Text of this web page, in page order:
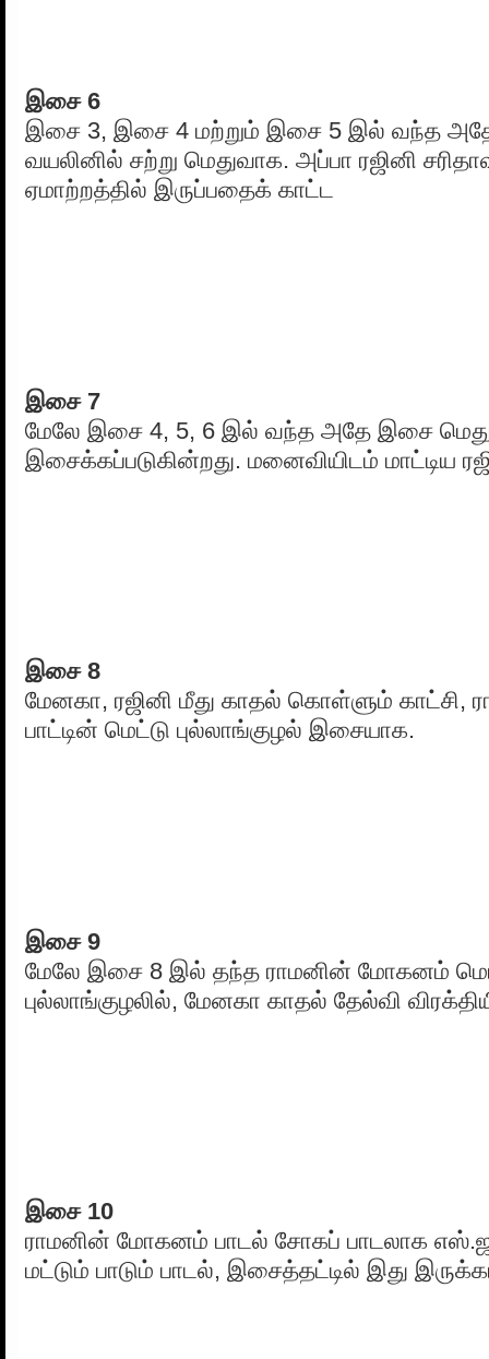
இசை 6
இசை 3, இசை 4 மற்றும் இசை 5 இல் வந்த
வயலினில் சற்று மெதுவாக. அப்பா ரஜினி
ஏமாற்றத்தில் இருப்பதைக் காட்ட
இசை 7
மேலே இசை 4, 5, 6 இல் வந்த அதே இசை
இசைக்கப்படுகின்றது. மனைவியிடம் மாட்டிய
இசை 8
மேனகா, ரஜினி மீது காதல் கொள்ளும்
பாட்டின் மெட்டு புல்லாங்குழல் இசையாக.
இசை 9
மேலே இசை 8 இல் தந்த ராமனின் மோகனம்
புல்லாங்குழலில், மேனகா காதல் தேல்வி
இசை 10
ராமனின் மோகனம் பாடல் சோகப் பாடலாக
மட்டும் பாடும் பாடல், இசைத்தட்டில் இது